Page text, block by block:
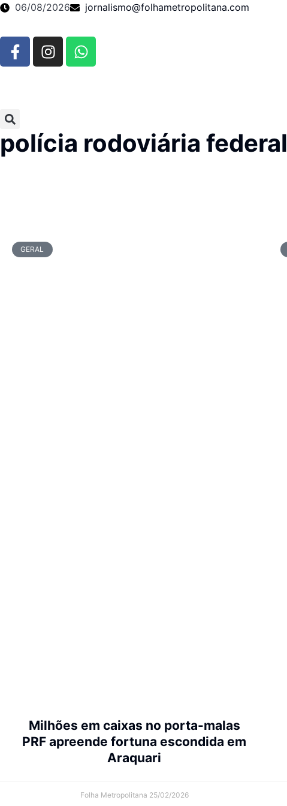
06/08/2026 jornalismo@folhametropolitana.com
polícia rodoviária federal
GERAL
Milhões em caixas no porta-malas
PRF apreende fortuna escondida em
Araquari
Folha Metropolitana 25/02/2026